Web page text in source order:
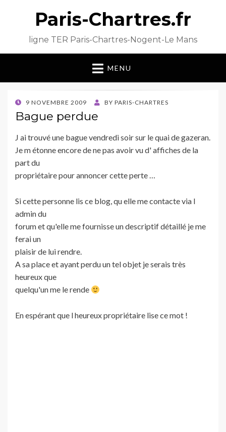
Paris-Chartres.fr
ligne TER Paris-Chartres-Nogent-Le Mans
MENU
POSTED
ON
9 NOVEMBRE 2009 BY PARIS-CHARTRES
Bague perdue
J ai trouvé une bague vendredi soir sur le quai de gazeran.
Je m étonne encore de ne pas avoir vu d' affiches de la
part du
propriétaire pour annoncer cette perte …
Si cette personne lis ce blog, qu elle me contacte via l
admin du
forum et qu'elle me fournisse un descriptif détaillé je me
ferai un
plaisir de lui rendre.
A sa place et ayant perdu un tel objet je serais très
heureux que
quelqu'un me le rende
En espérant que l heureux propriétaire lise ce mot !